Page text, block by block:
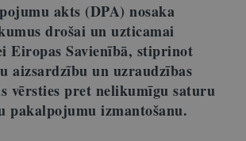
akts (DPA) nosaka
drošai un uzticamai
Eiropas Savienībā, stiprinot
aizsardzību un uzraudzības
vērsties pret nelikumīgu saturu
pakalpojumu izmantošanu.